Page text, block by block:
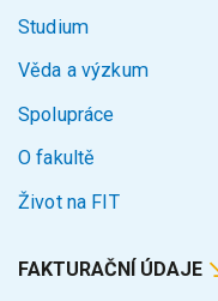
Studium
Věda a výzkum
Spolupráce
O fakultě
Život na FIT
FAKTURAČNÍ ÚDAJE